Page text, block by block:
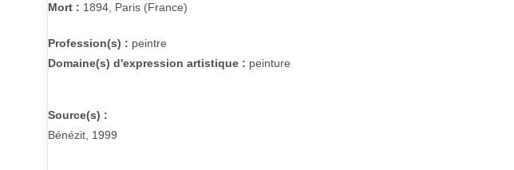
Mort : 1894, Paris (France)
Profession(s) : peintre
Domaine(s) d'expression artistique : peinture
Source(s) :
Bénézit, 1999